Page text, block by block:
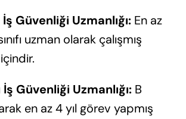
İş Güvenliği Uzmanlığı:En az
uzman olarak çalışmış
İş Güvenliği Uzmanlığı:B
en az 4 yıl görev yapmış